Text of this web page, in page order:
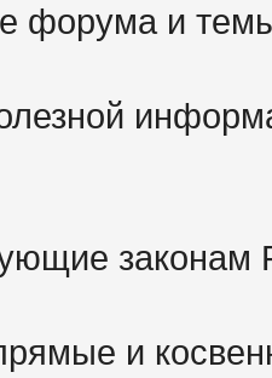
форума и
законам
и